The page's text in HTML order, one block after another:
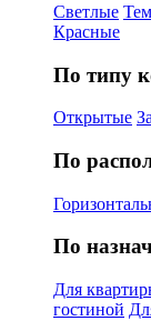
Светлые
Красные
По типу
Открытые
По
По
Для
гостиной